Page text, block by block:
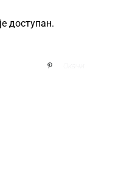
доступан.